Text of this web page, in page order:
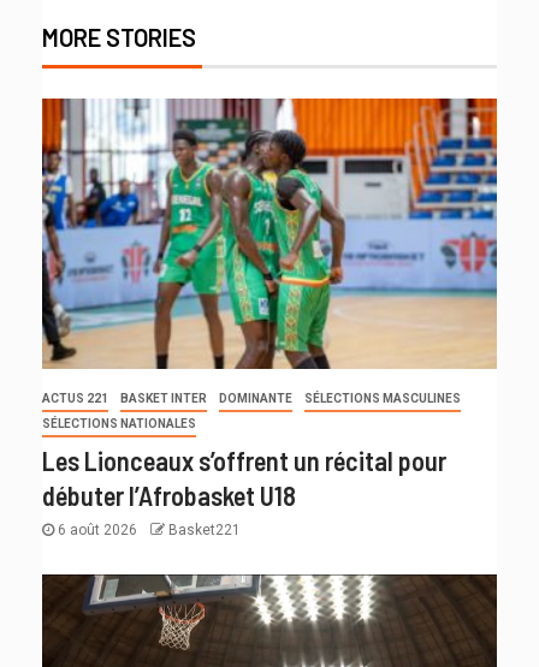
MORE STORIES
ACTUS 221 BASKET INTER DOMINANTE
SÉLECTIONS MASCULINES
SÉLECTIONS NATIONALES
Les Lionceaux s’offrent un récital pour
débuter l’Afrobasket U18
6 août 2026 Basket221